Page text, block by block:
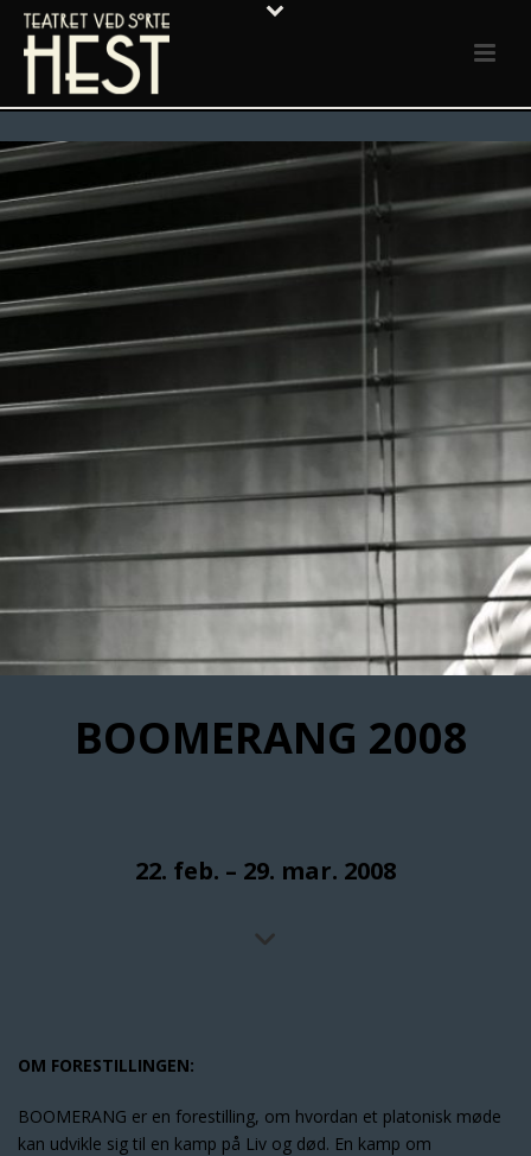
BOOMERANG 2008
22. feb. – 29. mar. 2008
OM FORESTILLINGEN:
BOOMERANG er en forestilling, om hvordan et platonisk møde
kan udvikle sig til en kamp på Liv og død. En kamp om